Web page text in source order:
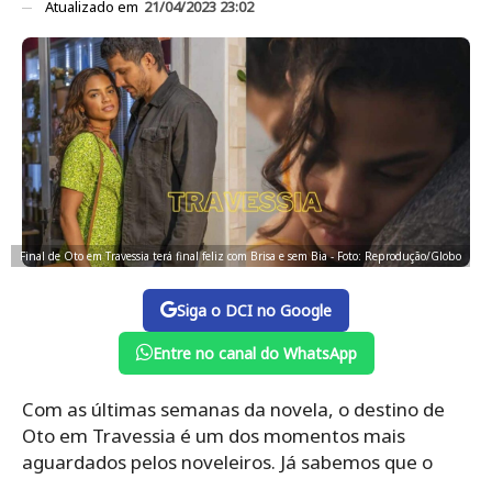
Atualizado em 21/04/2023 23:02
Final de Oto em Travessia terá final feliz com Brisa e sem Bia - Foto: Reprodução/Globo
Siga o DCI no Google
Entre no canal do WhatsApp
Com as últimas semanas da novela, o destino de
Oto em Travessia é um dos momentos mais
aguardados pelos noveleiros. Já sabemos que o